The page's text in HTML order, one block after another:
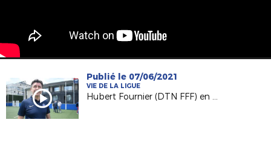
Publié le 07/06/2021
VIE DE LA LIGUE
Hubert Fournier (DTN FFF) en visite à la Ligue avant la reprise du foot amateur